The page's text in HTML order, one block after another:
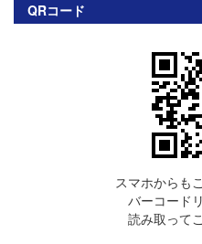
QRコード
スマホからも
バーコード
読み取って